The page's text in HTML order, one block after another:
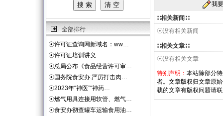
全部排行
☉许可证查询网新域名：ww…
☉许可证培训讲义
☉总局公布《食品经营许可审…
☉国务院食安办:严厉打击肉…
☉2023年“神医”“神药…
☉燃气用具连接用软管、燃气…
☉食安办彻查罐车运输食用油…
我
∷相关新闻∷
☉没有相关新闻
∷相关文章∷
☉没有相关文章
特别声明： 本站除部分
者。文章版权归文章原
载的文章有版权问题请